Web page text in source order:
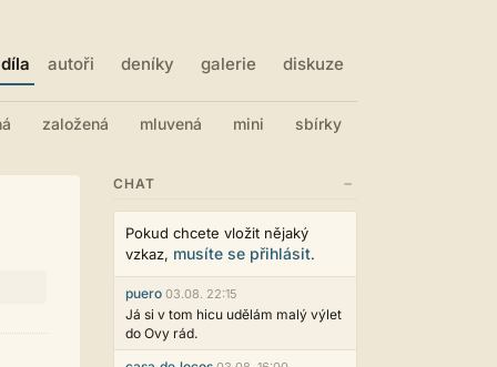
díla autoři deníky galerie diskuze
založená mluvená mini sbírky
CHAT −
Pokud chcete vložit nějaký
vzkaz, musíte se přihlásit.
puero 03.08. 22:15
Já si v tom hicu udělám malý výlet
do Ovy rád.